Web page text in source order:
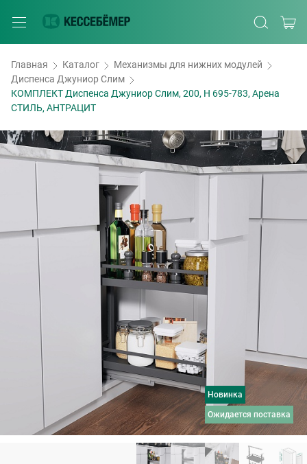
Главная Каталог
Механизмы для нижних модулей
Диспенса Джуниор Слим
КОМПЛЕКТ Диспенса Джуниор Слим, 200, H 695-783, Арена
СТИЛЬ, АНТРАЦИТ
Новинка
ожидается поставка